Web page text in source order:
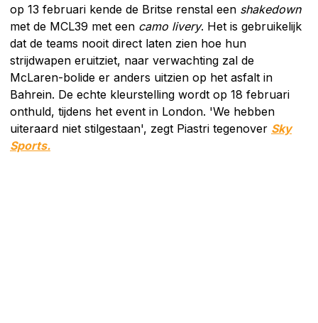
op 13 februari kende de Britse renstal een shakedown
met de MCL39 met een camo livery. Het is gebruikelijk
dat de teams nooit direct laten zien hoe hun
strijdwapen eruitziet, naar verwachting zal de
McLaren-bolide er anders uitzien op het asfalt in
Bahrein. De echte kleurstelling wordt op 18 februari
onthuld, tijdens het event in London. 'We hebben
uiteraard niet stilgestaan', zegt Piastri tegenover Sky
Sports.